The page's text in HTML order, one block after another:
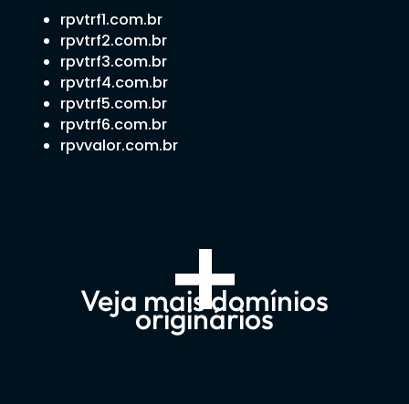
rpvtrf1.com.br
rpvtrf2.com.br
rpvtrf3.com.br
rpvtrf4.com.br
rpvtrf5.com.br
rpvtrf6.com.br
rpvvalor.com.br
+
Veja mais domínios
originários